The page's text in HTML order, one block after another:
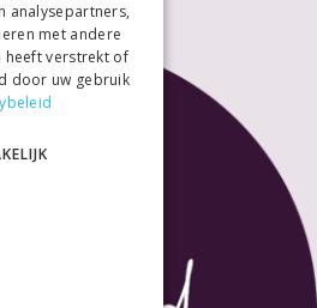
analysepartners,
met andere
heeft verstrekt of
door uw gebruik